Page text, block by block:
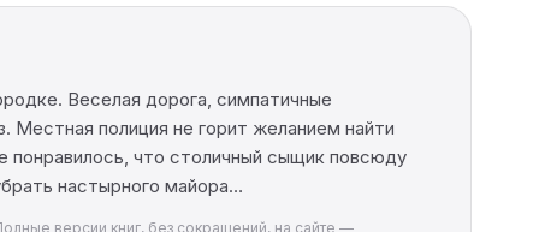
Веселая дорога, симпатичные
Местная полиция не горит желанием найти
понравилось, что столичный сыщик повсюду
настырного майора…
версии книг, без сокращений, на сайте —